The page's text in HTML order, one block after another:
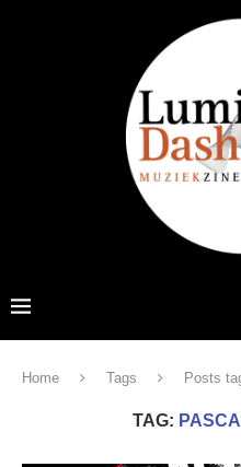
Home Tags Posts
TAG: